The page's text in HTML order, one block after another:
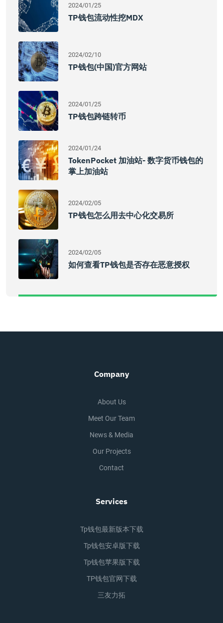
2024/01/25
TP钱包流动性挖MDX
2024/02/10
TP钱包(中国)官方网站
2024/01/25
TP钱包跨链转币
2024/01/24
TokenPocket 加油站- 数字货币钱包的
掌上加油站
2024/02/05
TP钱包怎么用去中心化交易所
2024/02/05
如何查看TP钱包是否存在恶意授权
Company
About Us
Meet Our Team
News & Media
Our Projects
Contact
Services
Tp钱包最新版本下载
Tp钱包安卓版下载
Tp钱包苹果版下载
TP钱包官网下载
三友力拓